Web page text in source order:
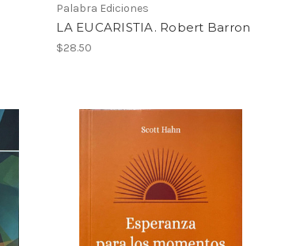
Palabra Ediciones
LA EUCARISTIA. Robert Barron
$28.50